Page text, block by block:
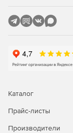
Каталог
Прайс-листы
Производители